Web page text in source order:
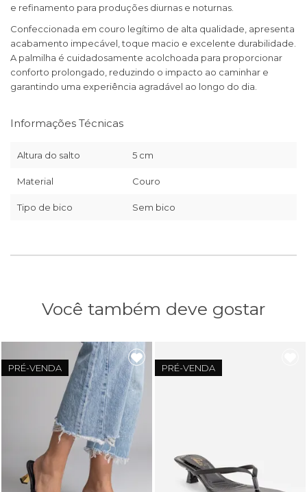
e refinamento para produções diurnas e noturnas.
Confeccionada em couro legítimo de alta qualidade, apresenta
acabamento impecável, toque macio e excelente durabilidade.
A palmilha é cuidadosamente acolchoada para proporcionar
conforto prolongado, reduzindo o impacto ao caminhar e
garantindo uma experiência agradável ao longo do dia.
Informações Técnicas
Altura do salto 5 cm
Material Couro
Tipo de bico Sem bico
Você também deve gostar
PRÉ-VENDA PRÉ-VENDA